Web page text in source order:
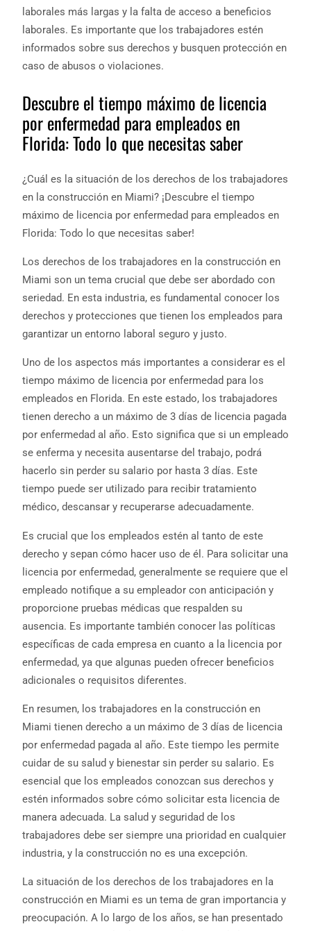
laborales más largas y la falta de acceso a beneficios
laborales. Es importante que los trabajadores estén
informados sobre sus derechos y busquen protección en
caso de abusos o violaciones.
Descubre el tiempo máximo de licencia
por enfermedad para empleados en
Florida: Todo lo que necesitas saber
¿Cuál es la situación de los derechos de los trabajadores
en la construcción en Miami? ¡Descubre el tiempo
máximo de licencia por enfermedad para empleados en
Florida: Todo lo que necesitas saber!
Los derechos de los trabajadores en la construcción en
Miami son un tema crucial que debe ser abordado con
seriedad. En esta industria, es fundamental conocer los
derechos y protecciones que tienen los empleados para
garantizar un entorno laboral seguro y justo.
Uno de los aspectos más importantes a considerar es el
tiempo máximo de licencia por enfermedad para los
empleados en Florida. En este estado, los trabajadores
tienen derecho a un máximo de 3 días de licencia pagada
por enfermedad al año. Esto significa que si un empleado
se enferma y necesita ausentarse del trabajo, podrá
hacerlo sin perder su salario por hasta 3 días. Este
tiempo puede ser utilizado para recibir tratamiento
médico, descansar y recuperarse adecuadamente.
Es crucial que los empleados estén al tanto de este
derecho y sepan cómo hacer uso de él. Para solicitar una
licencia por enfermedad, generalmente se requiere que el
empleado notifique a su empleador con anticipación y
proporcione pruebas médicas que respalden su
ausencia. Es importante también conocer las políticas
específicas de cada empresa en cuanto a la licencia por
enfermedad, ya que algunas pueden ofrecer beneficios
adicionales o requisitos diferentes.
En resumen, los trabajadores en la construcción en
Miami tienen derecho a un máximo de 3 días de licencia
por enfermedad pagada al año. Este tiempo les permite
cuidar de su salud y bienestar sin perder su salario. Es
esencial que los empleados conozcan sus derechos y
estén informados sobre cómo solicitar esta licencia de
manera adecuada. La salud y seguridad de los
trabajadores debe ser siempre una prioridad en cualquier
industria, y la construcción no es una excepción.
La situación de los derechos de los trabajadores en la
construcción en Miami es un tema de gran importancia y
preocupación. A lo largo de los años, se han presentado